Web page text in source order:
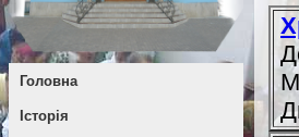
Головна
Історія